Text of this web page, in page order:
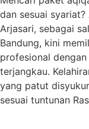
dan sesuai
Arjasari, sebagai
Bandung, kini
profesional
terjangkau.
yang patut
sesuai tuntunan